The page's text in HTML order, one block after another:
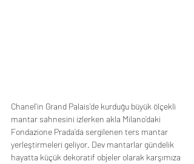
Chanel’in Grand Palais’de kurduğu büyük ölçekli
mantar sahnesini izlerken akla Milano’daki
Fondazione Prada’da sergilenen ters mantar
yerleştirmeleri geliyor. Dev mantarlar gündelik
hayatta küçük dekoratif objeler olarak karşımıza